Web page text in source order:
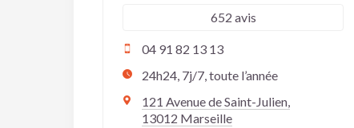
652 avis
04 91 82 13 13
24h24, 7j/7, toute l’année
121 Avenue de Saint-Julien,
13012 Marseille